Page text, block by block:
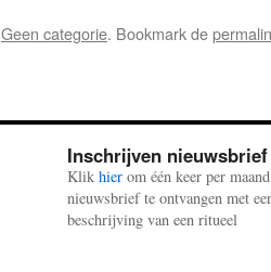
Geen categorie. Bookmark de
Inschrijven nieuwsbrief
Klik hier om één keer per
nieuwsbrief te ontvangen met
beschrijving van een ritueel